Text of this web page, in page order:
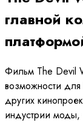
главной
Фильм The Devil
возможности
других
индустрии моды,